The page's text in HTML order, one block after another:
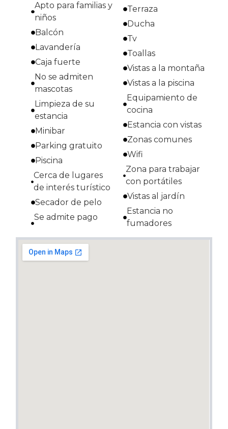
Apto para familias y
niños
Balcón
Lavandería
Caja fuerte
No se admiten
mascotas
Limpieza de su
estancia
Minibar
Parking gratuito
Piscina
Cerca de lugares
de interés turístico
Secador de pelo
Se admite pago
Terraza
Ducha
Tv
Toallas
Vistas a la montaña
Vistas a la piscina
Equipamiento de
cocina
Estancia con vistas
Zonas comunes
Wifi
Zona para trabajar
con portátiles
Vistas al jardín
Estancia no
fumadores